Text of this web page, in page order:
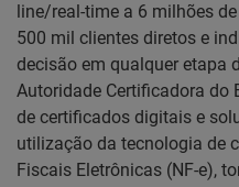
line/real-time a 6 milhões
500 mil clientes diretos e
decisão em qualquer etapa
Autoridade Certificadora do
de certificados digitais e
utilização da tecnologia de
Fiscais Eletrônicas (NF-e),